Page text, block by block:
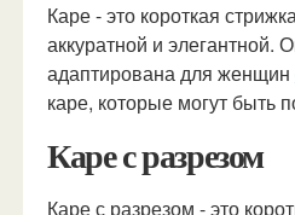
Каре - это короткая
аккуратной и
адаптирована для женщин
каре, которые могут быть
Каре с разрезом
Каре с разрезом - это